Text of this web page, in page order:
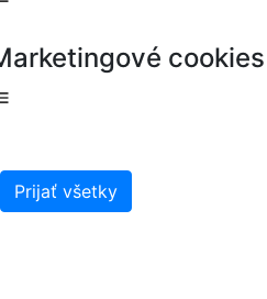
cookies
Prijať všetky